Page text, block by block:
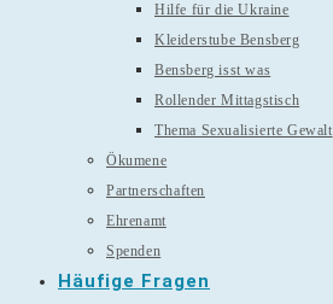
Hilfe für die Ukraine
Kleiderstube Bensberg
Bensberg isst was
Rollender Mittagstisch
Thema Sexualisierte Gewalt
Ökumene
Partnerschaften
Ehrenamt
Spenden
Häufige Fragen